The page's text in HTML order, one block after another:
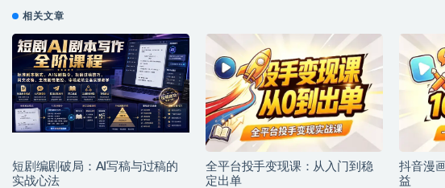
相关文章
短剧编剧破局：AI写稿与过稿的
实战心法
全平台投手变现课：从入门到稳
定出单
抖音漫
益